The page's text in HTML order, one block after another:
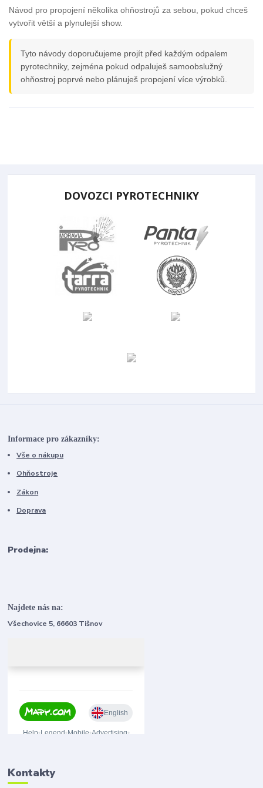
Návod pro propojení několika ohňostrojů za sebou, pokud chceš
vytvořit větší a plynulejší show.
Tyto návody doporučujeme projít před každým odpalem
pyrotechniky, zejména pokud odpaluješ samoobslužný
ohňostroj poprvé nebo plánuješ propojení více výrobků.
DOVOZCI PYROTECHNIKY
Informace pro zákazníky:
Vše o nákupu
Ohňostroje
Zákon
Doprava
Prodejna:
Najdete nás na:
Všechovice 5, 66603 Tišnov
Kontakty